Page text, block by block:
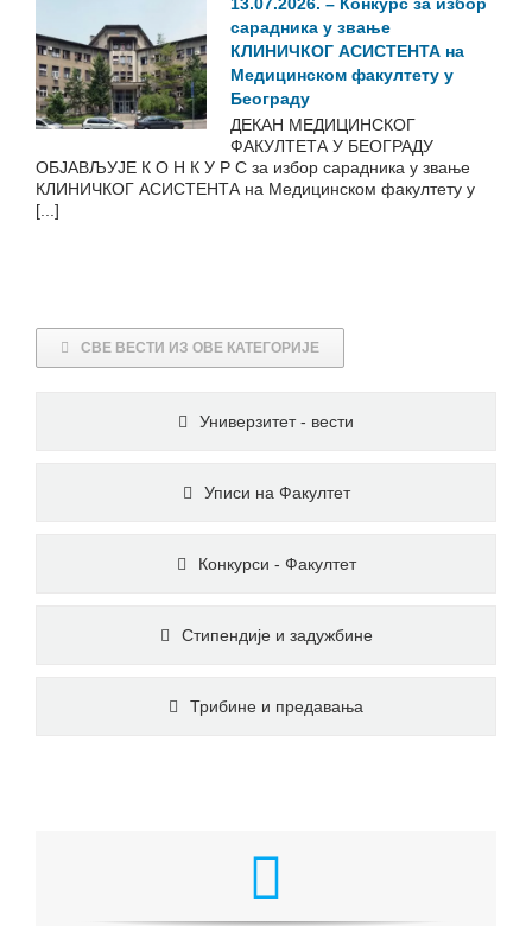
сарадника у звање
КЛИНИЧКОГ АСИСТЕНТА на
Медицинском факултету у
Београду
ДЕКАН МЕДИЦИНСКОГ
ФАКУЛТЕТА У БЕОГРАДУ
ОБЈАВЉУЈЕ К О Н К У Р С за избор сарадника у звање
КЛИНИЧКОГ АСИСТЕНТА на Медицинском факултету у
[...]
СВЕ ВЕСТИ ИЗ ОВЕ КАТЕГОРИЈЕ
Универзитет - вести
Уписи на Факултет
Конкурси - Факултет
Стипендије и задужбине
Трибине и предавања